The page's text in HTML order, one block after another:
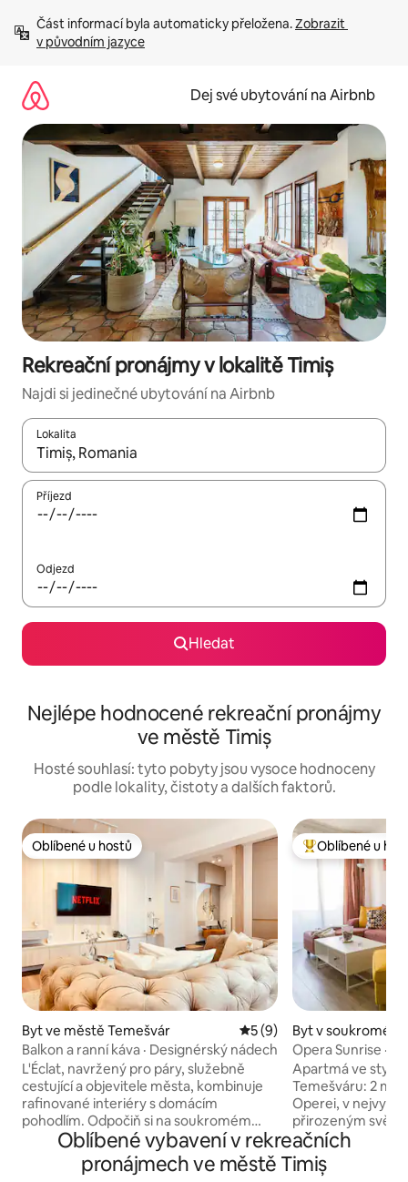
obsah
Část informací byla automaticky přeložena. Zobrazit
v původním jazyce
Dej své ubytování na Airbnb
Rekreační pronájmy v lokalitě Timiș
Najdi si jedinečné ubytování na Airbnb
Lokalita
Až budou výsledky k dispozici, můžeš si je procházet pomocí
Příjezd
Odjezd
Hledat
Nejlépe hodnocené rekreační pronájmy
ve městě Timiș
Hosté souhlasí: tyto pobyty jsou vysoce hodnoceny
podle lokality, čistoty a dalších faktorů.
Oblíbené u hostů
Oblíbené u hostů
Byt ve městě Temešvár Průměrné hodnocení 5 z
5 (9)
Balkon a ranní káva · Designérský nádech
L'Éclat, navržený pro páry, služebně
cestující a objevitele města, kombinuje
rafinované interiéry s domácím
pohodlím. Odpočiň si na soukromém
balkoně, připrav si jídlo v plně vybavené
moderní kuchyni a užij si ložní prádlo v
hotelové kvalitě, rychlé Wi-Fi,
Nejlepší v
Oblíbené u
Byt v soukromém
ve městě
Opera Sunrise ·
· Světlé a klidné
Apartmá ve stylu
Temešváru: 2
Operei, v
přirozeným
výhledem na
z kuchyně. Barevný, promyšlený design:
žluté křeslo,
Oblíbené vybavení v rekreačních
pronájmech ve městě Timiș